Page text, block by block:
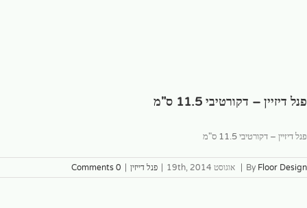
פנל דיזיין – דקורטיבי 11.5 ס"מ
פנל דיזיין – דקורטיבי 11.5 ס"מ
By Floor Design אוגוסט 19th, 2014 פנל דייזין 0 Comments